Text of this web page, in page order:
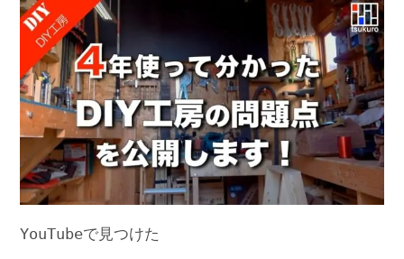
YouTubeで見つけた